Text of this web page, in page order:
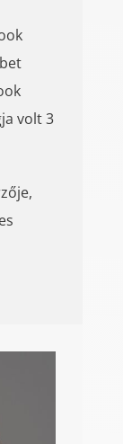
volt 3